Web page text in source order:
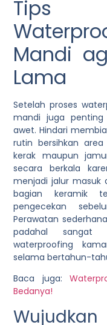
Tips
Mandi
Lama
Setelah proses
mandi juga
awet. Hindari
rutin bersihkan
kerak maupun
secara berkala
menjadi jalur masuk
bagian keramik
pengecekan
Perawatan
padahal sangat
waterproofing
selama bertahun-
Baca juga:
Bedanya!